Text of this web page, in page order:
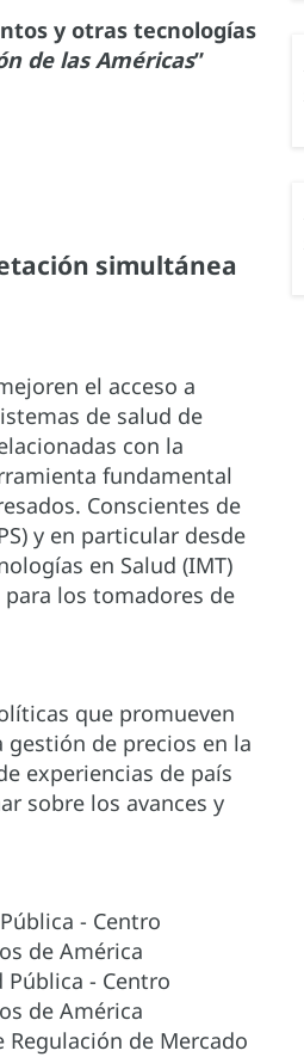
y otras tecnologías
de las Américas”
simultánea
el acceso a
de salud de
con la
fundamental
Conscientes de
y en particular desde
en Salud (IMT)
los tomadores de
que promueven
gestión de precios en la
experiencias de país
sobre los avances y
- Centro
de América
Pública - Centro
de América
Regulación de Mercado